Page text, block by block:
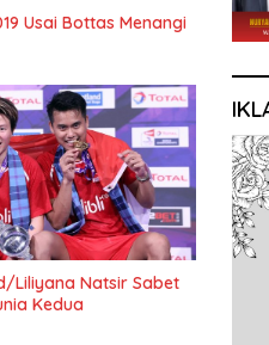
Usai Bottas Menangi
Liliyana Natsir Sabet
Kedua